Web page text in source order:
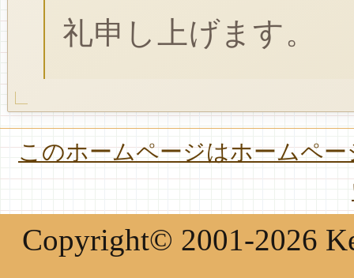
礼申し上げます。
このホームページはホームペ
Copyright© 2001-2026